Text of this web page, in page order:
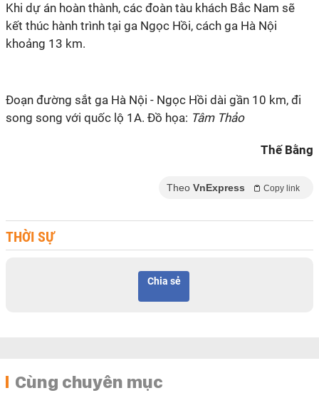
Khi dự án hoàn thành, các đoàn tàu khách Bắc Nam sẽ
kết thúc hành trình tại ga Ngọc Hồi, cách ga Hà Nội
khoảng 13 km.
Đoạn đường sắt ga Hà Nội - Ngọc Hồi dài gần 10 km, đi
song song với quốc lộ 1A. Đồ họa: Tâm Thảo
Thế Bằng
Theo VnExpress Copy link
THỜI SỰ
Chia sẻ
Cùng chuyên mục